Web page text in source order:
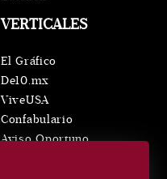
VERTICALES
El Gráfico
De10.mx
ViveUSA
Confabulario
Aviso Oportuno